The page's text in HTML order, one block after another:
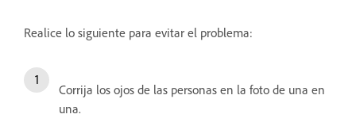
Realice lo siguiente para evitar el problema:
Corrija los ojos de las personas en la foto de una en
una.